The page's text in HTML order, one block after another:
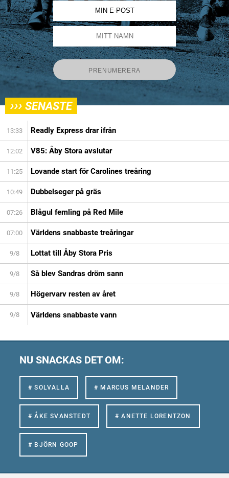
››› SENASTE
13:33 Readly Express drar ifrån
12:02 V85: Åby Stora avslutar
11:25 Lovande start för Carolines treåring
10:49 Dubbelseger på gräs
07:26 Blågul femling på Red Mile
07:00 Världens snabbaste treåringar
9/8 Lottat till Åby Stora Pris
9/8 Så blev Sandras dröm sann
9/8 Högervarv resten av året
9/8 Världens snabbaste vann
NU SNACKAS DET OM:
# SOLVALLA # MARCUS MELANDER
# ÅKE SVANSTEDT # ANETTE LORENTZON
# BJÖRN GOOP